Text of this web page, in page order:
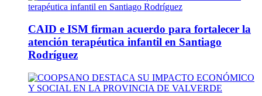
CAID e ISM firman acuerdo para fortalecer la
atención terapéutica infantil en Santiago
Rodríguez